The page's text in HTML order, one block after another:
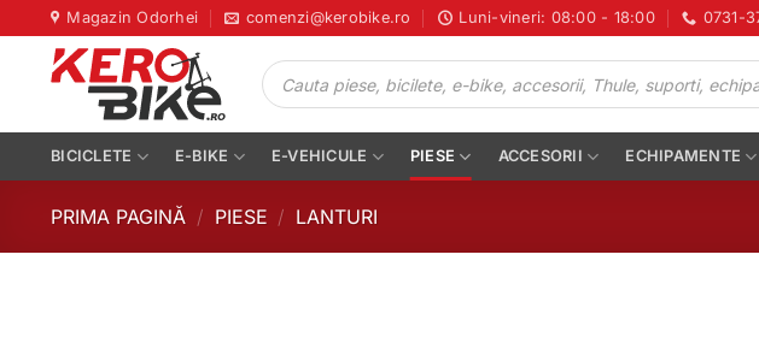
to
content
Magazin Odorhei comenzi@kerobike.ro Luni-vineri: 08:00 - 18:00 0731-
Products
search
BICICLETE E-BIKE E-VEHICULE PIESE ACCESORII ECHIPAMENTE
PRIMA PAGINĂ / PIESE / LANTURI